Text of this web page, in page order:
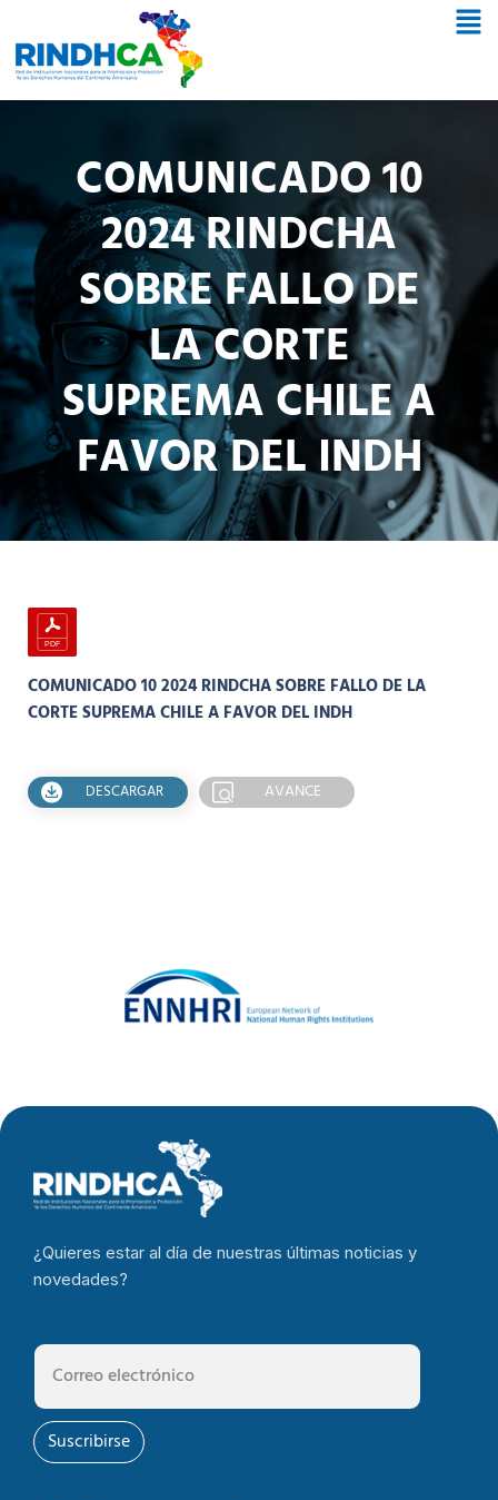
COMUNICADO 10
2024 RINDCHA
SOBRE FALLO DE
LA CORTE
SUPREMA CHILE A
FAVOR DEL INDH
COMUNICADO 10 2024 RINDCHA SOBRE FALLO DE LA
CORTE SUPREMA CHILE A FAVOR DEL INDH
DESCARGAR AVANCE
¿Quieres estar al día de nuestras últimas noticias y
novedades?
Suscribirse